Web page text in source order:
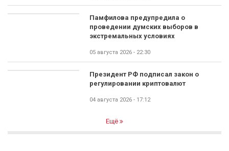
Памфилова предупредила о
проведении думских выборов в
экстремальных условиях
05 августа 2026 - 22:30
Президент РФ подписал закон о
регулировании криптовалют
04 августа 2026 - 17:12
Ещё